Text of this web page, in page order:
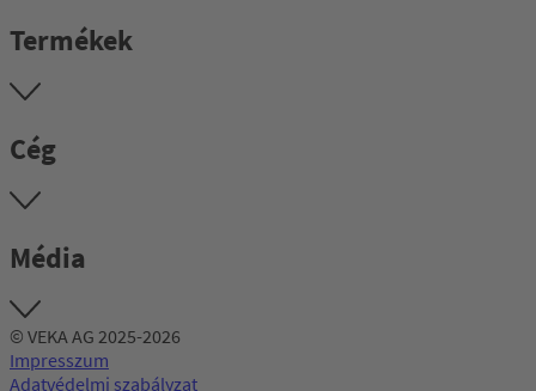
Termékek
Cég
Média
© VEKA AG 2025-2026
Impresszum
Adatvédelmi szabályzat